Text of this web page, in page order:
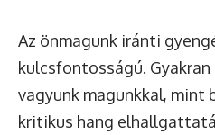
Az önmagunk iránti
kulcsfontosságú.
vagyunk magunkkal, mint
kritikus hang